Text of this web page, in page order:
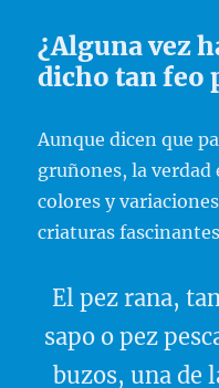
¿Alguna vez
dicho tan feo
Aunque dicen que
gruñones, la verdad
colores y
criaturas
El pez rana,
sapo o pez
buzos, una de